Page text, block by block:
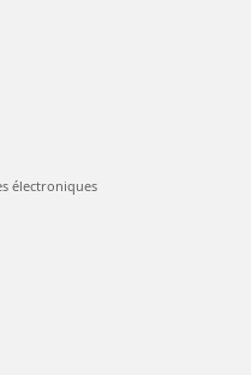
électroniques